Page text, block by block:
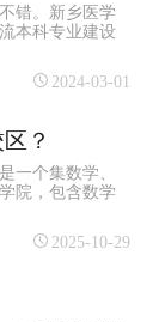
错。新乡医学
本科专业建设
2024-03-01
？
一个集数学、
院，包含数学
2025-10-29